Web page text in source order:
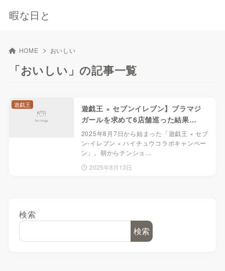
暇な日と
HOME おいしい
「おいしい」の記事一覧
遊戯王 × セブンイレブン】ブラマジ
ガールを求めて6店舗巡った結果…
2025年8月7日から始まった「遊戯王 × セブ
ン-イレブン × ハイチュウコラボキャンペー
ン」。朝からテンショ…
2025年8月13日
遊戯王
検索
検索